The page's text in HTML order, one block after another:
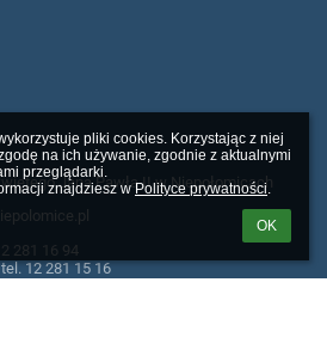
pliki cookies. Korzystając z niej
na ich używanie, zgodnie z aktualnymi
przeglądarki.
znajdziesz w Polityce prywatności.
OK
Jana Pawła II w Niepołomicach
281 16 94
12 281 15 16